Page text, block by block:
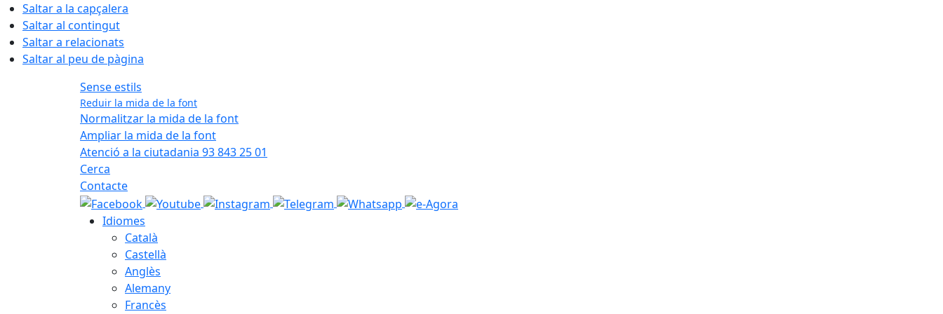
Saltar a la capçalera
Saltar al contingut
Saltar a relacionats
Saltar al peu de pàgina
Sense estils
Reduir la mida de la font
Normalitzar la mida de la font
Ampliar la mida de la font
Atenció a la ciutadania 93 843 25 01
Cerca
Contacte
Idiomes
Català
Castellà
Anglès
Alemany
Francès